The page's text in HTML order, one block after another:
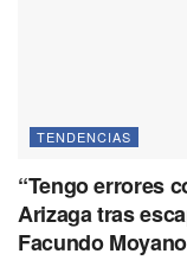
TENDENCIAS
“Tengo errores
Arizaga tras
Facundo Moyano